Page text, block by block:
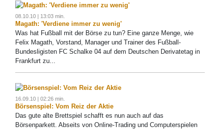
08.10.10 | 13:03 min.
Magath: 'Verdiene immer zu wenig'
Was hat Fußball mit der Börse zu tun? Eine ganze Menge, wie
Felix Magath, Vorstand, Manager und Trainer des Fußball-
Bundesligisten FC Schalke 04 auf dem Deutschen Derivatetag in
Frankfurt zu...
16.09.10 | 02:26 min.
Börsenspiel: Vom Reiz der Aktie
Das gute alte Brettspiel schafft es nun auch auf das
Börsenparkett. Abseits von Online-Trading und Computerspielen